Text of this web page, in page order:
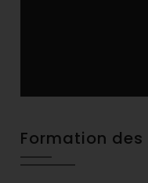
Formation